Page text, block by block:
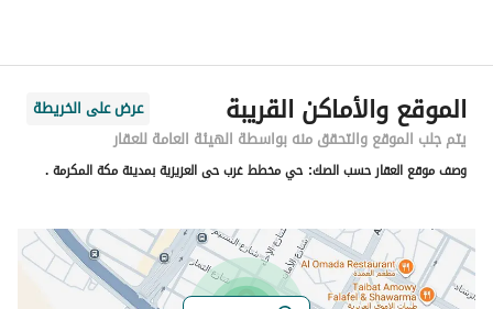
رقم المبنى
7337
الرقم الاضافي
خط العرض
21.394614100070612
خط الطول
39.87137717344124
الموقع والأماكن القريبة
عرض على الخريطة
يتم جلب الموقع والتحقق منه بواسطة الهيئة العامة للعقار
وصف موقع العقار حسب الصك: حي مخطط غرب حى العزيزية بمدينة مكة المكرمة .